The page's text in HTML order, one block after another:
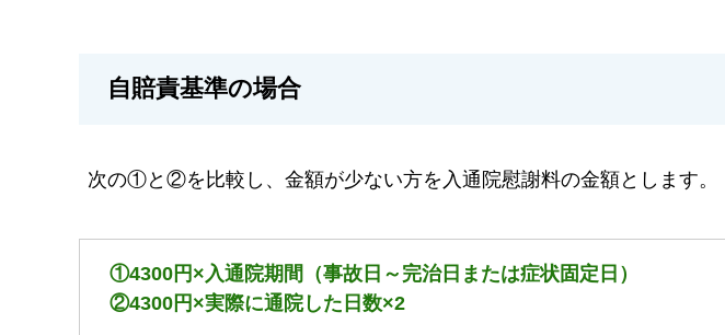
自賠責基準の場合
次の①と②を比較し、金額が少ない方を入通院慰謝料の金額とします。
①4300円×入通院期間（事故日～完治日または症状固定日）
②4300円×実際に通院した日数×2